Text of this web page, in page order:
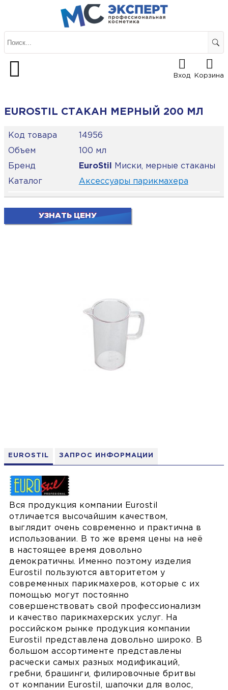
Вход Корзина
EUROSTIL ЗАПРОС ИНФОРМАЦИИ
Вся продукция компании Eurostil
отличается высочайшим качеством,
выглядит очень современно и практична в
использовании. В то же время цены на неё
в настоящее время довольно
демократичны. Именно поэтому изделия
Eurostil пользуются авторитетом у
современных парикмахеров, которые с их
помощью могут постоянно
совершенствовать свой профессионализм
и качество парикмахерских услуг. На
российском рынке продукция компании
Eurostil представлена довольно широко. В
большом ассортименте представлены
расчески самых разных модификаций,
гребни, брашинги, филировочные бритвы
от компании Eurostil, шапочки для волос,
EUROSTIL СТАКАН МЕРНЫЙ 200 МЛ
Код товара
14956
Объем
100 мл
Бренд
EuroStil
Миски, мерные стаканы
Каталог
Аксессуары парикмахера
УЗНАТЬ ЦЕНУ